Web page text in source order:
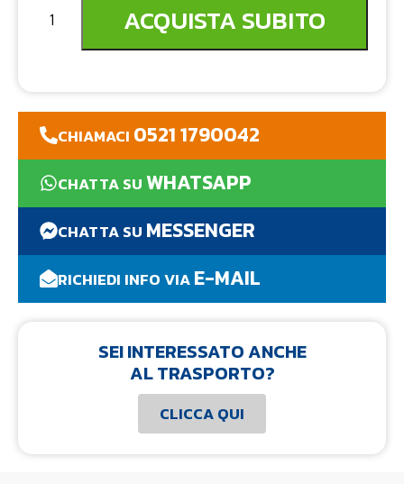
ACQUISTA SUBITO
CHIAMACI 0521 1790042
CHATTA SUWHATSAPP
CHATTA SU MESSENGER
RICHIEDI INFO VIAE-MAIL
SEI INTERESSATO ANCHE
AL TRASPORTO?
CLICCA QUI